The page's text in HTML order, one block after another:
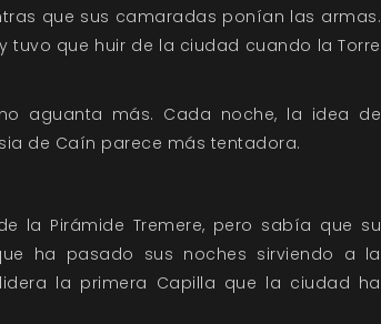
que sus camaradas ponían las armas.
que huir de la ciudad cuando la Torre
aguanta más. Cada noche, la idea de
de Caín parece más tentadora.
la Pirámide Tremere, pero sabía que su
ha pasado sus noches sirviendo a la
la primera Capilla que la ciudad ha